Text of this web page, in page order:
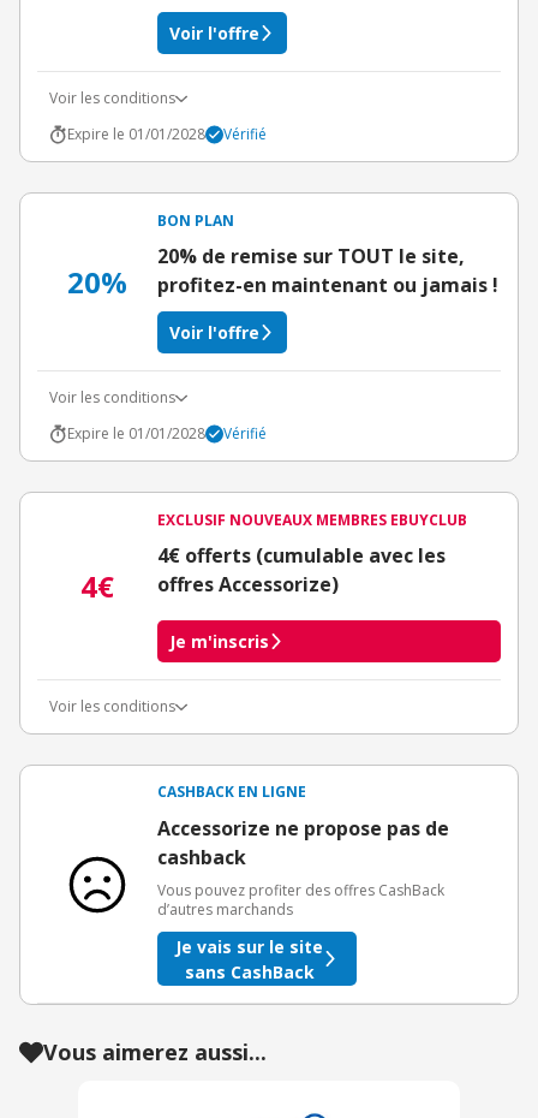
Voir l'offre
Voir les conditions
Expire le 01/01/2028
Vérifié
20%
BON PLAN
20% de remise sur TOUT le site,
profitez-en maintenant ou jamais !
Voir l'offre
Voir les conditions
Expire le 01/01/2028
Vérifié
4€
EXCLUSIF NOUVEAUX MEMBRES EBUYCLUB
4€ offerts (cumulable avec les
offres Accessorize)
Je m'inscris
Voir les conditions
3€ de bienvenue crédités immédiatement + 1€ supplémentaire
Offre réservée à une toute première inscription chez eBuyClub.
CASHBACK EN LIGNE
Accessorize ne propose pas de
cashback
Vous pouvez profiter des offres CashBack
d’autres marchands
Je vais sur le site
sans CashBack
Vous aimerez aussi...